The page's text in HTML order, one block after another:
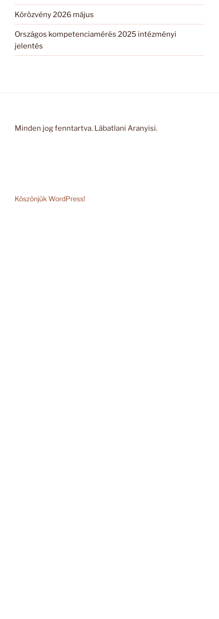
Körözvény 2026 május
Országos kompetenciamérés 2025 intézményi
jelentés
Minden jog fenntartva. Lábatlani Aranyisi.
Köszönjük WordPress!